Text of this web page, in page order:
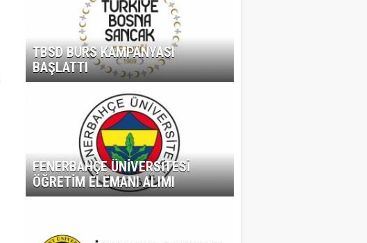
TBSD BURS KAMPANYASI
BAŞLATTI
FENERBAHÇE ÜNİVERSİTESİ
ÖĞRETİM ELEMANI ALIMI